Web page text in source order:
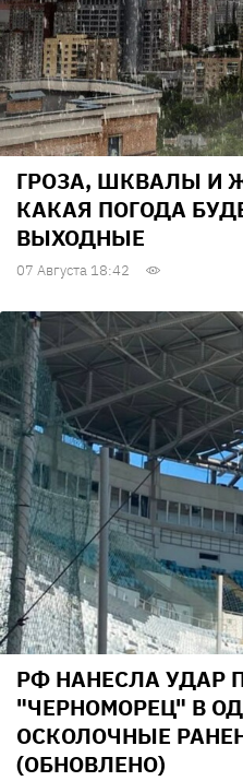
ГРОЗА, ШКВАЛЫ И
КАКАЯ ПОГОДА
ВЫХОДНЫЕ
07 Августа 18:42
РФ НАНЕСЛА УДАР
"ЧЕРНОМОРЕЦ" В
ОСКОЛОЧНЫЕ
(ОБНОВЛЕНО)